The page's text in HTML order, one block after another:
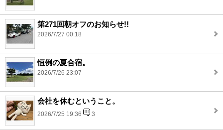
第271回朝オフのお知らせ!!
2026/7/27 00:18
恒例の夏合宿。
2026/7/26 23:07
会社を休むということ。
2026/7/25 19:36 3